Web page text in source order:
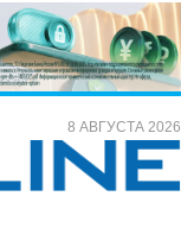
8 АВГУСТА 2026